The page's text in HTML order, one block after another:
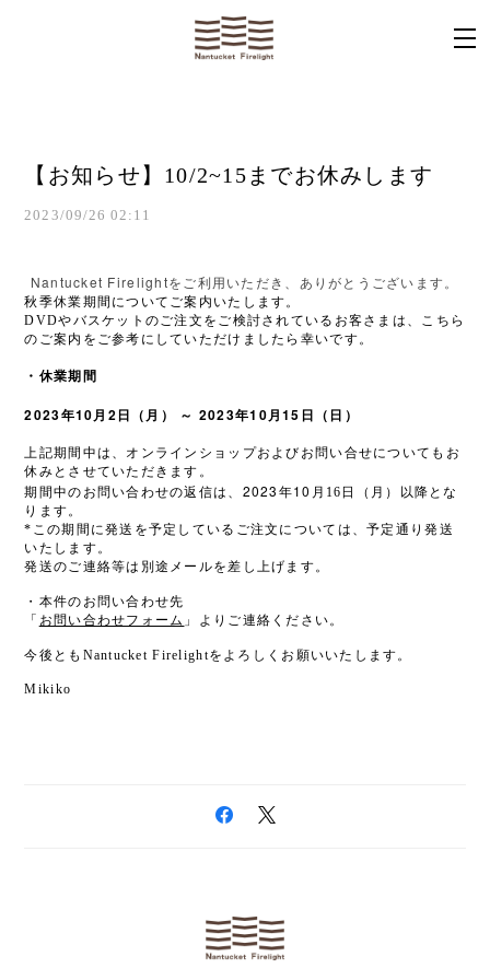
【お知らせ】10/2~15までお休みします
2023/09/26 02:11
Nantucket Firelightをご利用いただき、ありがとうございます。
秋季休業期間についてご案内いたします。
DVDやバスケットのご注文をご検討されているお客さまは、こちら
のご案内をご参考にしていただけましたら幸いです。
・ 休業期間
2023年10月2日（月） ～ 2023年10月15日（日）
上記期間中は、オンラインショップおよびお問い合せについてもお
休みとさせていただきます。
期間中のお問い合わせの返信は、 2023 年10 月16 日（月）以降とな
ります。
*この期間に発送を予定しているご注文については、予定通り発送
いたします。
発送のご連絡等は別途メールを差し上げます。
・本件のお問い合わせ先
「 お問い合わせフォーム 」よりご連絡ください。
今後ともNantucket Firelightをよろしくお願いいたします。
Mikiko